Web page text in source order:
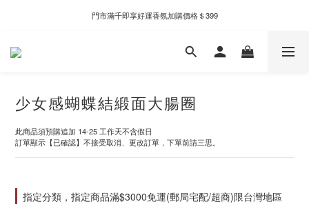
新自製款系列首批限時優惠｜單件95折，任兩件9折
門市滿千即享好運香氛加購價格＄399
少女感蝴蝶結緞面大腸圈
此商品須預購追加 14-25 工作天不含假日
訂單顯示【已確認】不接受取消、更改訂單，下單前請三思。
指定分類，指定商品滿$3000免運(郵局宅配/超商)限台灣地區